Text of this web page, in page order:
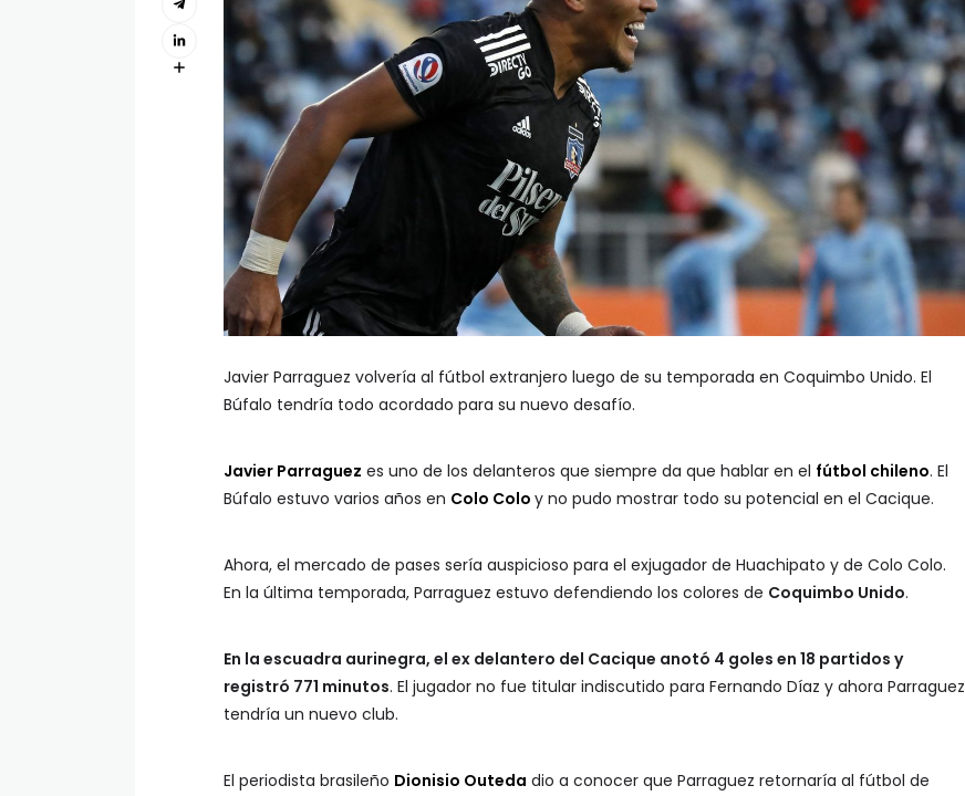
Javier Parraguez volvería al fútbol extranjero luego de su temporada en Coquimbo Unido. El
Búfalo tendría todo acordado para su nuevo desafío.
Javier Parraguez es uno de los delanteros que siempre da que hablar en el fútbol chileno. El
Búfalo estuvo varios años en Colo Colo y no pudo mostrar todo su potencial en el Cacique.
Ahora, el mercado de pases sería auspicioso para el exjugador de Huachipato y de Colo Colo.
En la última temporada, Parraguez estuvo defendiendo los colores de Coquimbo Unido.
En la escuadra aurinegra, el ex delantero del Cacique anotó 4 goles en 18 partidos y
registró 771 minutos. El jugador no fue titular indiscutido para Fernando Díaz y ahora Parraguez
tendría un nuevo club.
El periodista brasileño Dionisio Outeda dio a conocer que Parraguez retornaría al fútbol de